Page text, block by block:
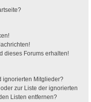
dieses Forums erhalten!
ignorierten Mitglieder?
zur Liste der ignorierten
Listen entfernen?